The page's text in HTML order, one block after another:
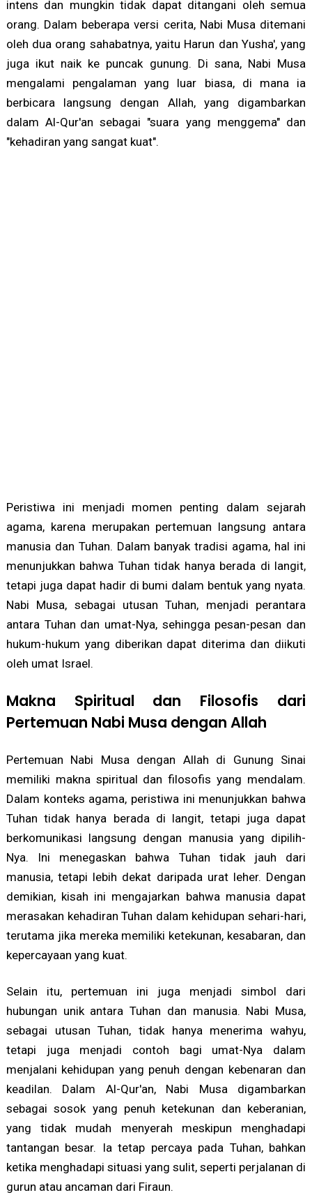
intens dan mungkin tidak dapat ditangani oleh semua
orang. Dalam beberapa versi cerita, Nabi Musa ditemani
oleh dua orang sahabatnya, yaitu Harun dan Yusha', yang
juga ikut naik ke puncak gunung. Di sana, Nabi Musa
mengalami pengalaman yang luar biasa, di mana ia
berbicara langsung dengan Allah, yang digambarkan
dalam Al-Qur'an sebagai "suara yang menggema" dan
"kehadiran yang sangat kuat".
Peristiwa ini menjadi momen penting dalam sejarah
agama, karena merupakan pertemuan langsung antara
manusia dan Tuhan. Dalam banyak tradisi agama, hal ini
menunjukkan bahwa Tuhan tidak hanya berada di langit,
tetapi juga dapat hadir di bumi dalam bentuk yang nyata.
Nabi Musa, sebagai utusan Tuhan, menjadi perantara
antara Tuhan dan umat-Nya, sehingga pesan-pesan dan
hukum-hukum yang diberikan dapat diterima dan diikuti
oleh umat Israel.
Makna Spiritual dan Filosofis dari
Pertemuan Nabi Musa dengan Allah
Pertemuan Nabi Musa dengan Allah di Gunung Sinai
memiliki makna spiritual dan filosofis yang mendalam.
Dalam konteks agama, peristiwa ini menunjukkan bahwa
Tuhan tidak hanya berada di langit, tetapi juga dapat
berkomunikasi langsung dengan manusia yang dipilih-
Nya. Ini menegaskan bahwa Tuhan tidak jauh dari
manusia, tetapi lebih dekat daripada urat leher. Dengan
demikian, kisah ini mengajarkan bahwa manusia dapat
merasakan kehadiran Tuhan dalam kehidupan sehari-hari,
terutama jika mereka memiliki ketekunan, kesabaran, dan
kepercayaan yang kuat.
Selain itu, pertemuan ini juga menjadi simbol dari
hubungan unik antara Tuhan dan manusia. Nabi Musa,
sebagai utusan Tuhan, tidak hanya menerima wahyu,
tetapi juga menjadi contoh bagi umat-Nya dalam
menjalani kehidupan yang penuh dengan kebenaran dan
keadilan. Dalam Al-Qur'an, Nabi Musa digambarkan
sebagai sosok yang penuh ketekunan dan keberanian,
yang tidak mudah menyerah meskipun menghadapi
tantangan besar. Ia tetap percaya pada Tuhan, bahkan
ketika menghadapi situasi yang sulit, seperti perjalanan di
gurun atau ancaman dari Firaun.